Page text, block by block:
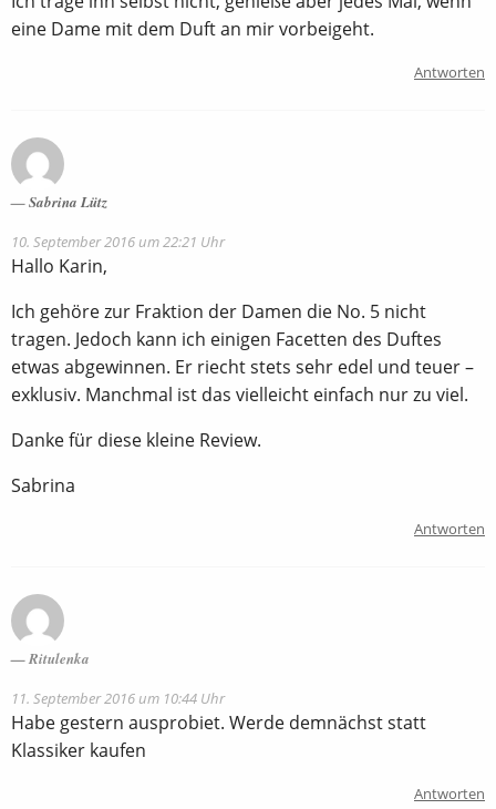
eine Dame mit dem Duft an mir vorbeigeht.
Antworten
Sabrina Lütz
10. September 2016 um 22:21 Uhr
Hallo Karin,
Ich gehöre zur Fraktion der Damen die No. 5 nicht
tragen. Jedoch kann ich einigen Facetten des Duftes
etwas abgewinnen. Er riecht stets sehr edel und teuer –
exklusiv. Manchmal ist das vielleicht einfach nur zu viel.
Danke für diese kleine Review.
Sabrina
Antworten
Ritulenka
11. September 2016 um 10:44 Uhr
Habe gestern ausprobiet. Werde demnächst statt
Klassiker kaufen
Antworten